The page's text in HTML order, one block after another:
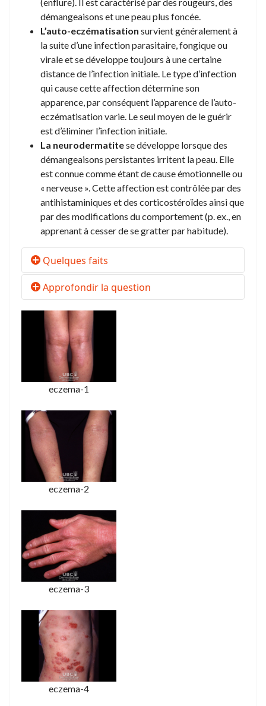
démangeaisons et une peau plus foncée.
L’auto-eczématisation survient généralement à
la suite d’une infection parasitaire, fongique ou
virale et se développe toujours à une certaine
distance de l’infection initiale. Le type d’infection
qui cause cette affection détermine son
apparence, par conséquent l’apparence de l’auto-
eczématisation varie. Le seul moyen de le guérir
est d’éliminer l’infection initiale.
La neurodermatitese développe lorsque des
démangeaisons persistantes irritent la peau. Elle
est connue comme étant de cause émotionnelle ou
« nerveuse ». Cette affection est contrôlée par des
antihistaminiques et des corticostéroïdes ainsi que
par des modifications du comportement (p. ex., en
apprenant à cesser de se gratter par habitude).
Quelques faits
Approfondir la question
eczema-1
eczema-2
eczema-3
eczema-4